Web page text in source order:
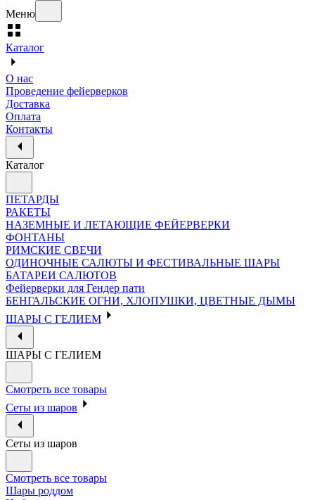
Меню
Каталог
О нас
Проведение фейерверков
Доставка
Оплата
Контакты
Каталог
ПЕТАРДЫ
РАКЕТЫ
НАЗЕМНЫЕ И ЛЕТАЮЩИЕ ФЕЙЕРВЕРКИ
ФОНТАНЫ
РИМСКИЕ СВЕЧИ
ОДИНОЧНЫЕ САЛЮТЫ И ФЕСТИВАЛЬНЫЕ ШАРЫ
БАТАРЕИ САЛЮТОВ
Фейерверки для Гендер пати
БЕНГАЛЬСКИЕ ОГНИ, ХЛОПУШКИ, ЦВЕТНЫЕ ДЫМЫ
ШАРЫ С ГЕЛИЕМ
ШАРЫ С ГЕЛИЕМ
Смотреть все товары
Сеты из шаров
Сеты из шаров
Смотреть все товары
Шары роддом